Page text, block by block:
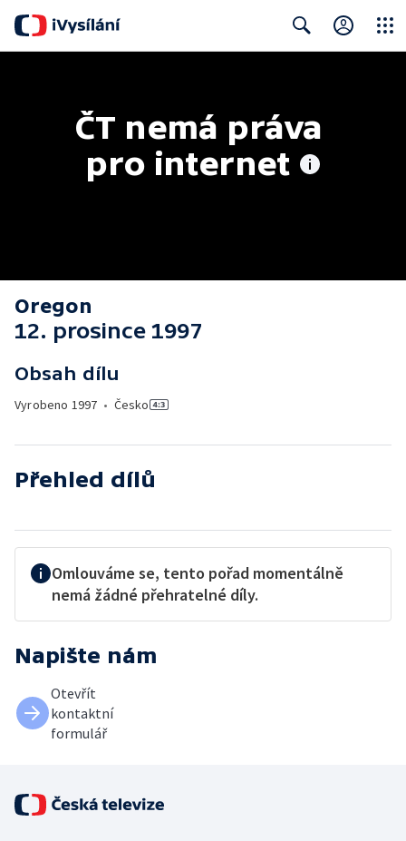
ČT nemá práva
pro internet
Oregon
12. prosince 1997
Obsah dílu
Vyrobeno 1997 • Česko
Přehled dílů
Omlouváme se, tento pořad momentálně
nemá žádné přehratelné díly.
Napište nám
Otevřít
kontaktní
formulář